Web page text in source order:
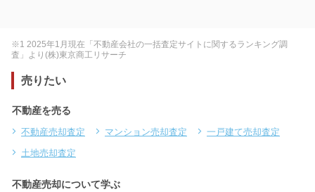
※1 2025年1月現在「不動産会社の一括査定サイトに関するランキング調
査」より(株)東京商工リサーチ
売りたい
不動産を売る
不動産売却査定 マンション売却査定
一戸建て売却査定
土地売却査定
不動産売却について学ぶ